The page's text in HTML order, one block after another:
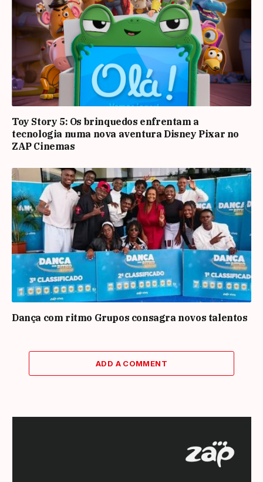
Toy Story 5: Os brinquedos enfrentam a
tecnologia numa nova aventura Disney Pixar no
ZAP Cinemas
Dança com ritmo Grupos consagra novos talentos
ADD A COMMENT